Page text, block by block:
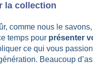
la collection
comme nous le
temps pour présenter
ce qui vous
Beaucoup